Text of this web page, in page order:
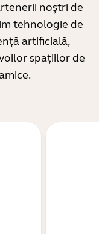
noștri de
tehnologie de
artificială,
spațiilor de